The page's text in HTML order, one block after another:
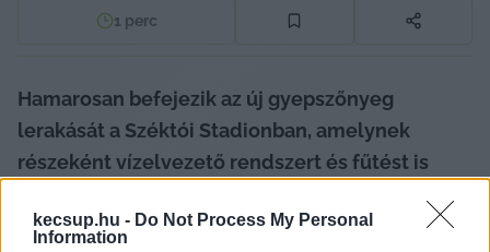
kecsup.hu - Do Not Process My Personal
Information
1 perc
Hamarosan befejezik az új gyepszőnyeg
lerakását a Széktói Stadionban, amelynek
részeként vízelvezető rendszert és fűtést is
augusztusában cserélték le a gyepszőnyeget. A